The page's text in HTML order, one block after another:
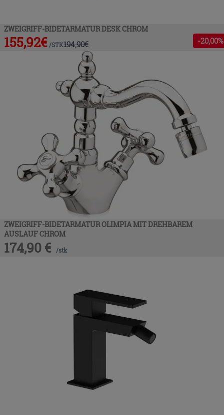
ZWEIGRIFF-BIDETARMATUR DESK CHROM
155,92€ /STK194,90€ -20,00%
ZWEIGRIFF-BIDETARMATUR OLIMPIA MIT DREHBAREM
AUSLAUF CHROM
174,90 € /stk